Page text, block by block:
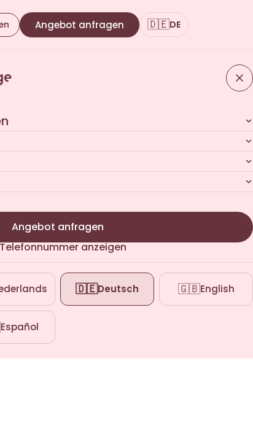
Angebot anfragen 🇩🇪DE
Angebot anfragen
anzeigen
🇩🇪Deutsch 🇬🇧English
Español